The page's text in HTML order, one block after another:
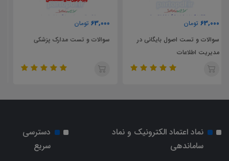
63,000 تومان
سوالات و تست مدارک پزشکی
63,000 تومان
سوالات و تست کلیات پزشکی
نماد اعتماد الکترونیک و نماد
ساماندهی
دسترسی
سریع